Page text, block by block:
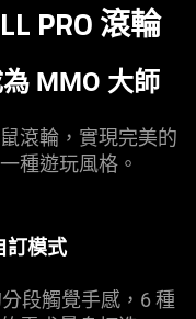
PRO滾輪
MMO 大師
滾輪，實現完美的
種遊玩風格。
訂模式
段觸覺手感，6 種